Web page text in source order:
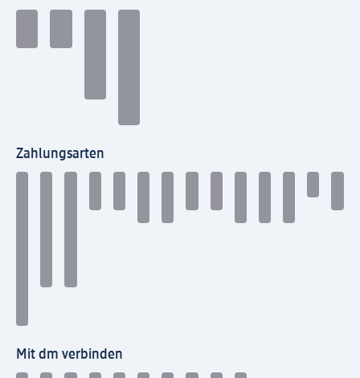
Zahlungsarten
Mit dm verbinden